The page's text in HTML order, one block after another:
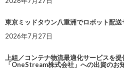
東京ミッドタウン八重洲でロボット配
2026年7月27日
上組／コンテナ物流最適化サービスを
「OneStream株式会社」への出資のお